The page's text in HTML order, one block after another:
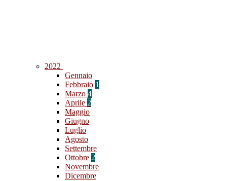
2022
Gennaio
Febbraio 1
Marzo 4
Aprile 2
Maggio
Giugno
Luglio
Agosto
Settembre
Ottobre 2
Novembre
Dicembre